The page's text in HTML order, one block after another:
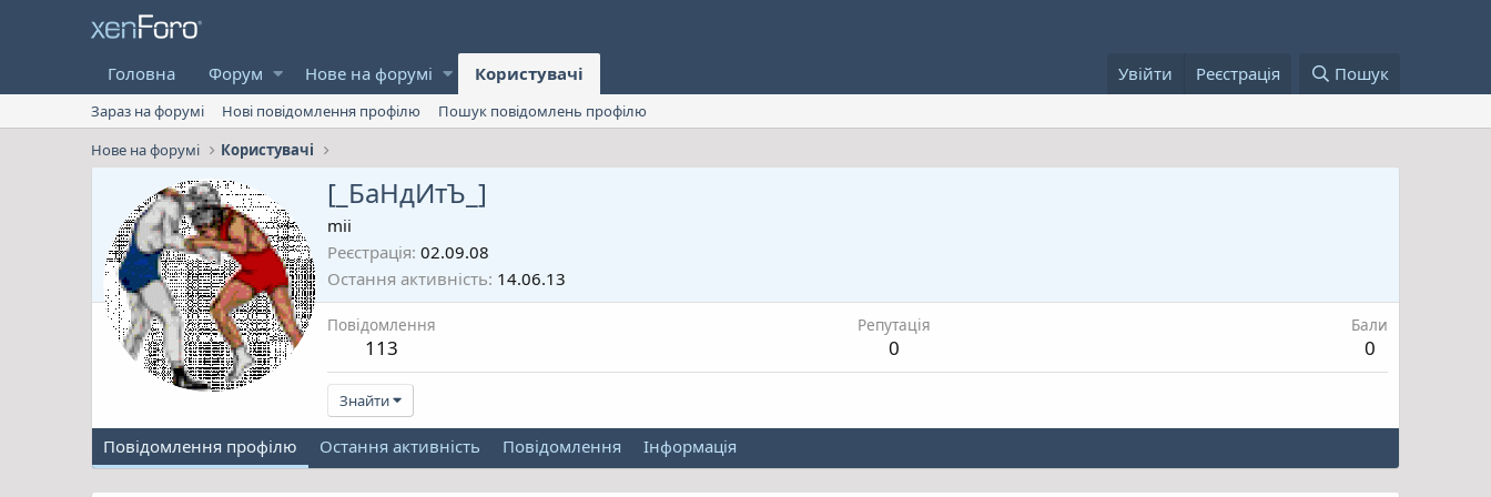
Головна Форум Нове на форумі Користувачі Увійти Реєстрація Пошук
Зараз на форумі Нові повідомлення профілю
Пошук повідомлень профілю
Нове на форумі
Користувачі
[_БаНдИтЪ_]
mii
Реєстрація 02.09.08
Остання активність 14.06.13
Повідомлення
113
Репутація
0
Бали
0
Знайти
Повідомлення профілю Остання активність Повідомлення Інформація